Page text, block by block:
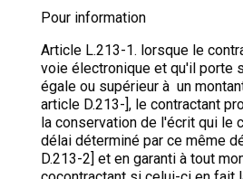
Pour information
Article L.213-1. lorsque le
voie électronique et qu'il porte
égale ou supérieur à un
article D.213-], le contractant
la conservation de l'écrit qui le
délai déterminé par ce même
D.213-2] et en garanti à tout